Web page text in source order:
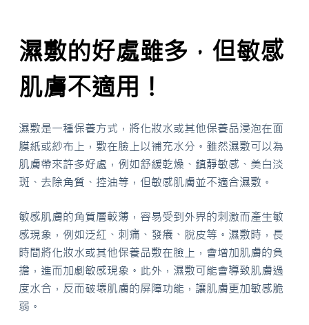
濕敷的好處雖多，但敏感
肌膚不適用！
濕敷是一種保養方式，將化妝水或其他保養品浸泡在面
膜紙或紗布上，敷在臉上以補充水分。雖然濕敷可以為
肌膚帶來許多好處，例如舒緩乾燥、鎮靜敏感、美白淡
斑、去除角質、控油等，但敏感肌膚並不適合濕敷。
敏感肌膚的角質層較薄，容易受到外界的刺激而產生敏
感現象，例如泛紅、刺痛、發癢、脫皮等。濕敷時，長
時間將化妝水或其他保養品敷在臉上，會增加肌膚的負
擔，進而加劇敏感現象。此外，濕敷可能會導致肌膚過
度水合，反而破壞肌膚的屏障功能，讓肌膚更加敏感脆
弱。